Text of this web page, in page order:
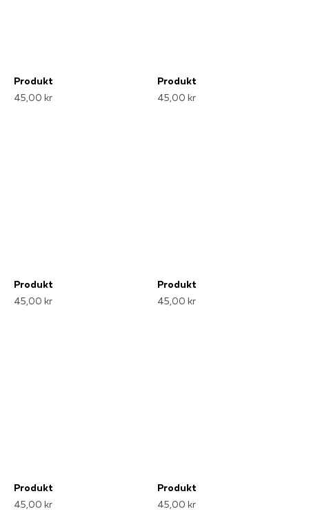
Produkt
45,00 kr
Produkt
45,00 kr
Produkt
45,00 kr
Produkt
45,00 kr
Produkt
45,00 kr
Produkt
45,00 kr